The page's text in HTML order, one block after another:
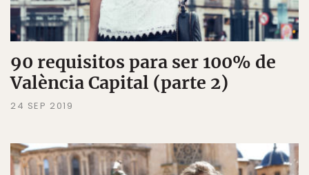
90 requisitos para ser 100% de
València Capital (parte 2)
24 SEP 2019